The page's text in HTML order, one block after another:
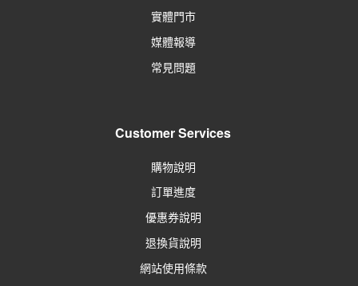
實體門市
媒體報導
常見問題
Customer Services
購物說明
訂單進度
優惠券說明
退換貨說明
網站使用條款